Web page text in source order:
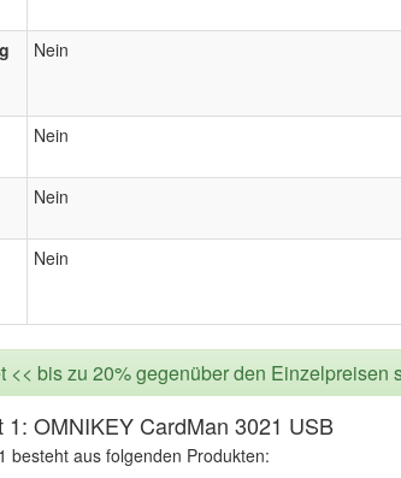
Nein
Nein
Nein
Nein
<< bis zu 20% gegenüber den Einzelpreisen
1: OMNIKEY CardMan 3021 USB
besteht aus folgenden Produkten: